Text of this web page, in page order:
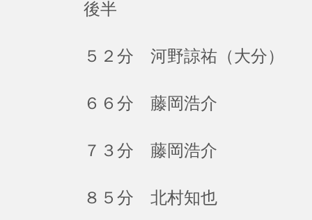
後半
５２分 河野諒祐（大分）
６６分 藤岡浩介
７３分 藤岡浩介
８５分 北村知也